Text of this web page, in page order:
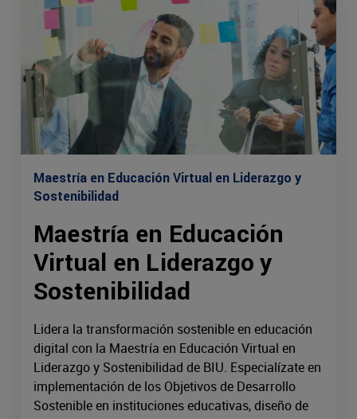
Maestría en Educación Virtual en Liderazgo y
Sostenibilidad
Maestría en Educación
Virtual en Liderazgo y
Sostenibilidad
Lidera la transformación sostenible en educación
digital con la Maestría en Educación Virtual en
Liderazgo y Sostenibilidad de BIU. Especialízate en
implementación de los Objetivos de Desarrollo
Sostenible en instituciones educativas, diseño de